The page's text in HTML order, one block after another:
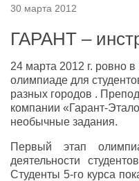
30 марта 2012
ГАРАНТ –
24 марта 2012 г. ровно
олимпиаде для
разных городов .
компании «Гарант-
необычные задания.
Первый этап
деятельности
Студенты 5-го курса